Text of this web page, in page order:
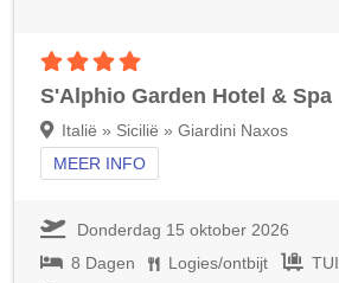
S'Alphio Garden Hotel & Spa
Italië » Sicilië » Giardini Naxos
MEER INFO
Donderdag 15 oktober 2026
8 Dagen
Logies/ontbijt
TUI